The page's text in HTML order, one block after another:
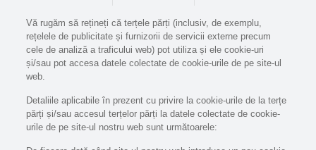
Vă rugăm să rețineți că terțele părți (inclusiv, de exemplu,
rețelele de publicitate și furnizorii de servicii externe precum
cele de analiză a traficului web) pot utiliza și ele cookie-uri
și/sau pot accesa datele colectate de cookie-urile de pe site-ul
web.
Detaliile aplicabile în prezent cu privire la cookie-urile de la terțe
părți și/sau accesul terțelor părți la datele colectate de cookie-
urile de pe site-ul nostru web sunt următoarele: